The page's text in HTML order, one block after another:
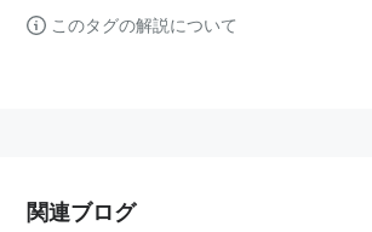
このタグの解説について
関連ブログ